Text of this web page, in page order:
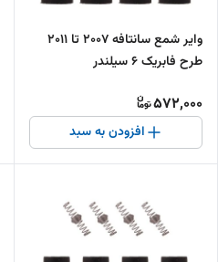
وایر شمع سانتافه 2007 تا 2011
طرح فابریک 6 سیلندر
572,000
افزودن به سبد